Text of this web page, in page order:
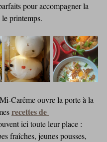
pour accompagner la
printemps.
ouvre la porte à la
recettes de
ici toute leur place :
fraîches, jeunes pousses,